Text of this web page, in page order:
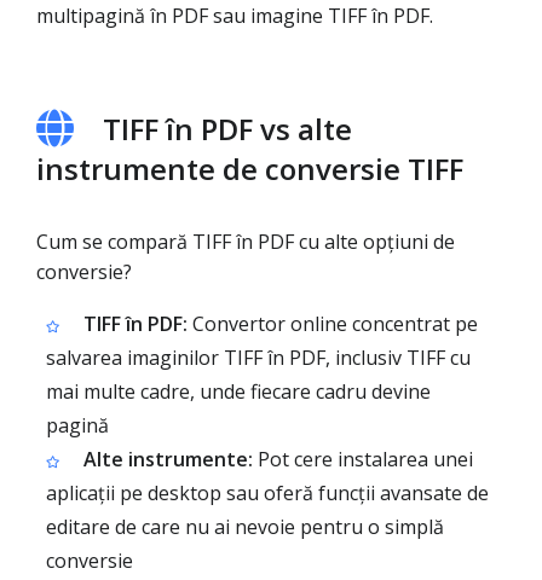
multipagină în PDF sau imagine TIFF în PDF.
TIFF în PDF vs alte
instrumente de conversie TIFF
Cum se compară TIFF în PDF cu alte opțiuni de
conversie?
TIFF în PDF: Convertor online concentrat pe
salvarea imaginilor TIFF în PDF, inclusiv TIFF cu
mai multe cadre, unde fiecare cadru devine
pagină
Alte instrumente: Pot cere instalarea unei
aplicații pe desktop sau oferă funcții avansate de
editare de care nu ai nevoie pentru o simplă
conversie